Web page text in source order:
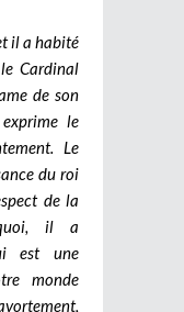
il a habité
Cardinal
de son
le
Le
du roi
de la
il a
est une
monde